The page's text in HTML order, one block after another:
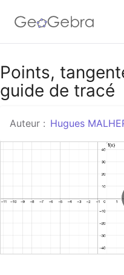
Google Classroom
Points,
guide de tracé
Auteur : Hugues